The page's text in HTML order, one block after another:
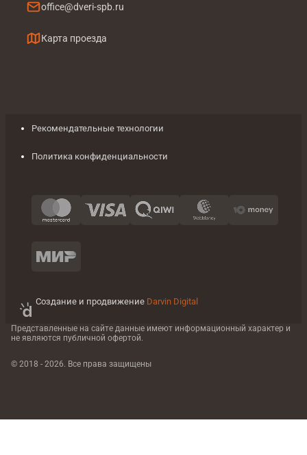
office@dveri-spb.ru
Карта проезда
Рекомендательные технологии
Политика конфиденциальности
Создание и продвижение Darvin Digital
Представленные на сайте данные имеют информационный характер и
не являются публичной офертой.
© 2018 - 2026. Все права защищены